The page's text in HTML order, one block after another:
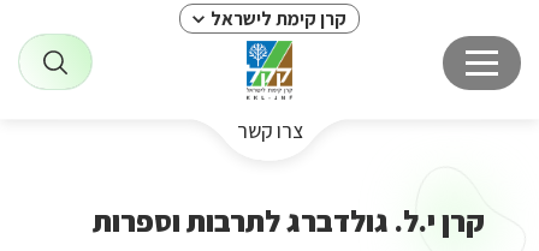
קרן קימת לישראל
צרו קשר
קרן י.ל. גולדברג לתרבות וספרות